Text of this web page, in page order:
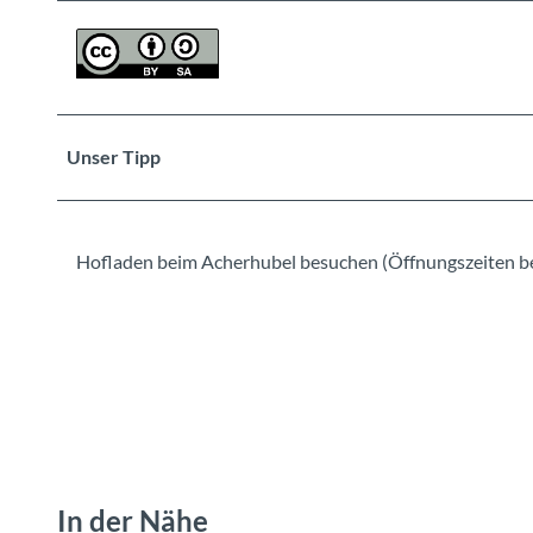
Unser Tipp
Hofladen beim Acherhubel besuchen (Öffnungszeiten
In der Nähe